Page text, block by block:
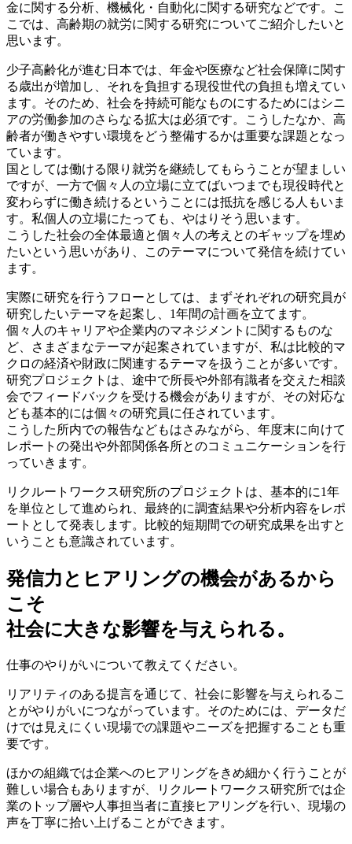
金に関する分析、機械化・自動化に関する研究などです。こ
こでは、高齢期の就労に関する研究についてご紹介したいと
思います。
少子高齢化が進む日本では、年金や医療など社会保障に関す
る歳出が増加し、それを負担する現役世代の負担も増えてい
ます。そのため、社会を持続可能なものにするためにはシニ
アの労働参加のさらなる拡大は必須です。こうしたなか、高
齢者が働きやすい環境をどう整備するかは重要な課題となっ
ています。
国としては働ける限り就労を継続してもらうことが望ましい
ですが、一方で個々人の立場に立てばいつまでも現役時代と
変わらずに働き続けるということには抵抗を感じる人もいま
す。私個人の立場にたっても、やはりそう思います。
こうした社会の全体最適と個々人の考えとのギャップを埋め
たいという思いがあり、このテーマについて発信を続けてい
ます。
実際に研究を行うフローとしては、まずそれぞれの研究員が
研究したいテーマを起案し、1年間の計画を立てます。
個々人のキャリアや企業内のマネジメントに関するものな
ど、さまざまなテーマが起案されていますが、私は比較的マ
クロの経済や財政に関連するテーマを扱うことが多いです。
研究プロジェクトは、途中で所長や外部有識者を交えた相談
会でフィードバックを受ける機会がありますが、その対応な
ども基本的には個々の研究員に任されています。
こうした所内での報告などもはさみながら、年度末に向けて
レポートの発出や外部関係各所とのコミュニケーションを行
っていきます。
リクルートワークス研究所のプロジェクトは、基本的に1年
を単位として進められ、最終的に調査結果や分析内容をレポ
ートとして発表します。比較的短期間での研究成果を出すと
いうことも意識されています。
発信力とヒアリングの機会があるから
こそ
社会に大きな影響を与えられる。
仕事のやりがいについて教えてください。
リアリティのある提言を通じて、社会に影響を与えられるこ
とがやりがいにつながっています。そのためには、データだ
けでは見えにくい現場での課題やニーズを把握することも重
要です。
ほかの組織では企業へのヒアリングをきめ細かく行うことが
難しい場合もありますが、リクルートワークス研究所では企
業のトップ層や人事担当者に直接ヒアリングを行い、現場の
声を丁寧に拾い上げることができます。